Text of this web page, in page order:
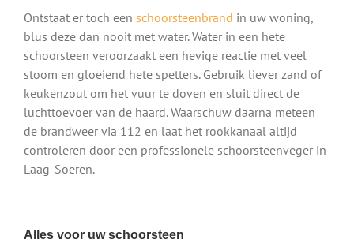
Ontstaat er toch een schoorsteenbrand in uw woning,
blus deze dan nooit met water. Water in een hete
schoorsteen veroorzaakt een hevige reactie met veel
stoom en gloeiend hete spetters. Gebruik liever zand of
keukenzout om het vuur te doven en sluit direct de
luchttoevoer van de haard. Waarschuw daarna meteen
de brandweer via 112 en laat het rookkanaal altijd
controleren door een professionele schoorsteenveger in
Laag-Soeren.
Alles voor uw schoorsteen